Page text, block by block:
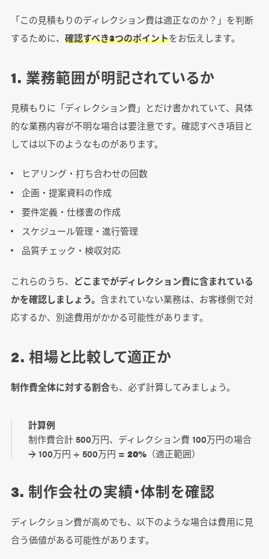
「この見積もりのディレクション費は適正なのか？」を判断
するために、 確認すべき3つのポイントをお伝えします。
1. 業務範囲が明記されているか
見積もりに「ディレクション費」とだけ書かれていて、具体
的な業務内容が不明な場合は要注意です。確認すべき項目と
しては以下のようなものがあります。
ヒアリング・打ち合わせの回数
企画・提案資料の作成
要件定義・仕様書の作成
スケジュール管理・進行管理
品質チェック・検収対応
これらのうち、 どこまでがディレクション費に含まれている
かを確認しましょう。 含まれていない業務は、お客様側で対
応するか、別途費用がかかる可能性があります。
2. 相場と比較して適正か
制作費全体に対する割合も、必ず計算してみましょう。
計算例
制作費合計 500万円、ディレクション費 100万円の場合
→ 100万円 ÷ 500万円 =20% （適正範囲）
3. 制作会社の実績・体制を確認
ディレクション費が高めでも、以下のような場合は費用に見
合う価値がある可能性があります。